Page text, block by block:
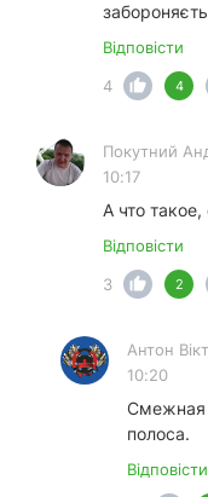
Відповісти
4
4
Покутний
10:17
А что
Відповісти
3
2
Антон
10:20
Смежная
полоса.
Відповісти